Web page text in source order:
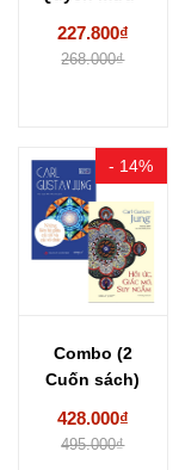
227.800₫
268.000₫
- 14%
Combo (2
Cuốn sách)
428.000₫
495.000₫